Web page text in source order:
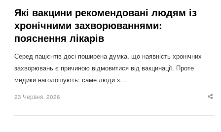
Які вакцини рекомендовані людям із
хронічними захворюваннями:
пояснення лікарів
Серед пацієнтів досі поширена думка, що наявність хронічних
захворювань є причиною відмовитися від вакцинації. Проте
медики наголошують: саме люди з…
23 Червня, 2026